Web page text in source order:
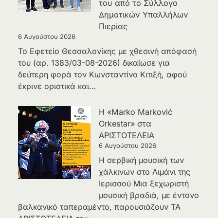
του από το Σύλλογο
Δημοτικών Υπαλλήλων
Πιερίας
6 Αυγούστου 2026
Το Εφετείο Θεσσαλονίκης με χθεσινή απόφασή
του (αρ. 1383/03-08-2026) δικαίωσε για
δεύτερη φορά τον Κωνσταντίνο Κιτιξή, αφού
έκρινε οριστικά και…
Η «Marko Marković
Orkestar» στα
ΑΡΙΣΤΟΤΕΛΕΙΑ
6 Αυγούστου 2026
Η σερβική μουσική των
χάλκινων στο Λιμάνι της
Ιερισσού Μια ξεχωριστή
μουσική βραδιά, με έντονο
βαλκανικό ταπεραμέντο, παρουσιάζουν ΤΑ